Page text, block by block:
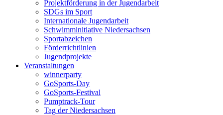
Projektförderung in der Jugendarbeit
SDGs im Sport
Internationale Jugendarbeit
Schwimminitiative Niedersachsen
Sportabzeichen
Förderrichtlinien
Jugendprojekte
Veranstaltungen
winnerparty
GoSports-Day
GoSports-Festival
Pumptrack-Tour
Tag der Niedersachsen